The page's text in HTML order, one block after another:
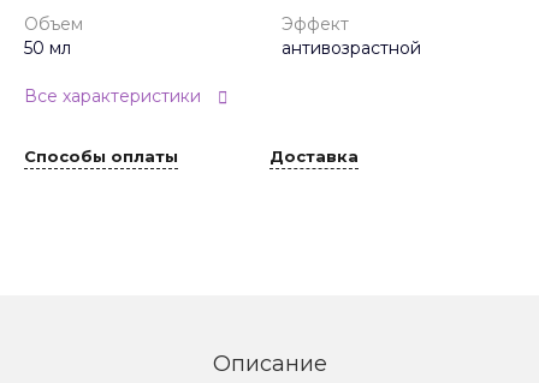
Объем
50 мл
Эффект
антивозрастной
Все характеристики
Способы оплаты Доставка
Описание